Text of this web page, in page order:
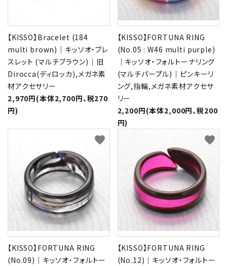
【KISSO】Bracelet (184
multi brown)｜キッソオ・ブレ
スレット (マルチブラウン)｜旧
Dirocca(ディロッカ),メガネ素
材アクセサリー
2,970円(本体2,700円、税270
円)
【KISSO】FORTUNA RING
(No.05 : W46 multi purple)
｜キッソオ・フォルトーナリング
(マルチパープル)｜ピンキーリ
ング,指輪,メガネ素材アクセサ
リー
2,200円(本体2,000円、税200
円)
【KISSO】FORTUNA RING
(No.09)｜キッソオ・フォルトー
favorite
【KISSO】FORTUNA RING
(No.12)｜キッソオ・フォルトー
favorite